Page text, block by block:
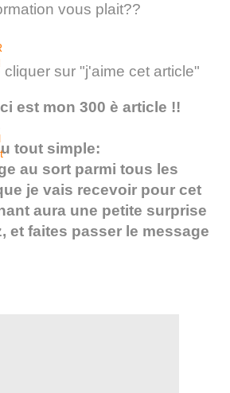
vous plait??
sur "j'aime cet article"
est mon 300 è article !!
tout simple:
au sort parmi tous les
je vais recevoir pour cet
aura une petite surprise
et faites passer le message